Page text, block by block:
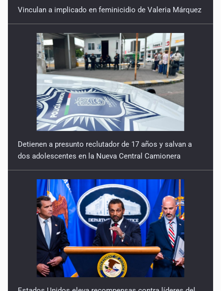
Vinculan a implicado en feminicidio de Valeria Márquez
Detienen a presunto reclutador de 17 años y salvan a
dos adolescentes en la Nueva Central Camionera